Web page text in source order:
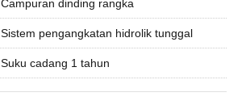
Campuran dinding rangka
Sistem pengangkatan hidrolik tunggal
Suku cadang 1 tahun